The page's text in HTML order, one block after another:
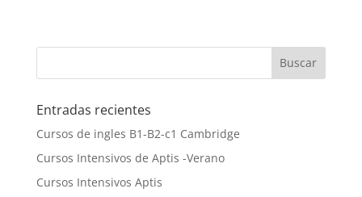
Entradas recientes
Cursos de ingles B1-B2-c1 Cambridge
Cursos Intensivos de Aptis -Verano
Cursos Intensivos Aptis